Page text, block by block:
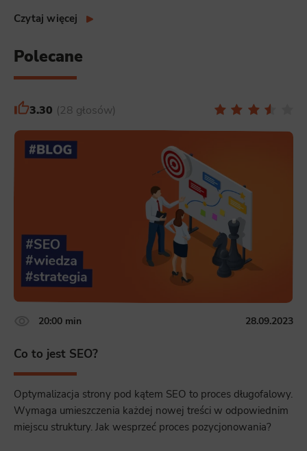
Czytaj więcej
Polecane
3.30 28 głosów
20:00 min 28.09.2023
Co to jest SEO?
Optymalizacja strony pod kątem SEO to proces długofalowy.
Wymaga umieszczenia każdej nowej treści w odpowiednim
miejscu struktury. Jak wesprzeć proces pozycjonowania?